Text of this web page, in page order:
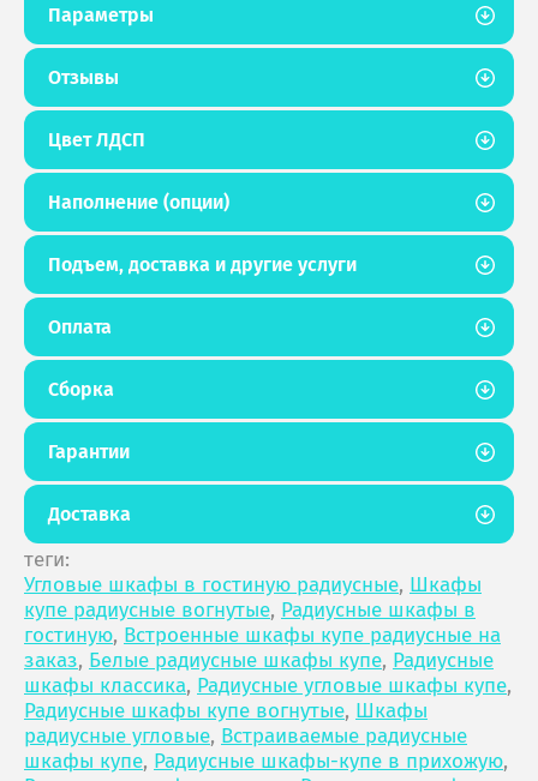
Параметры
Отзывы
Цвет ЛДСП
Наполнение (опции)
Подъем, доставка и другие услуги
Оплата
Сборка
Гарантии
Доставка
теги:
Угловые шкафы в гостиную радиусные, Шкафы
купе радиусные вогнутые, Радиусные шкафы в
гостиную, Встроенные шкафы купе радиусные на
заказ, Белые радиусные шкафы купе, Радиусные
шкафы классика, Радиусные угловые шкафы купе,
Радиусные шкафы купе вогнутые, Шкафы
радиусные угловые, Встраиваемые радиусные
шкафы купе, Радиусные шкафы-купе в прихожую,